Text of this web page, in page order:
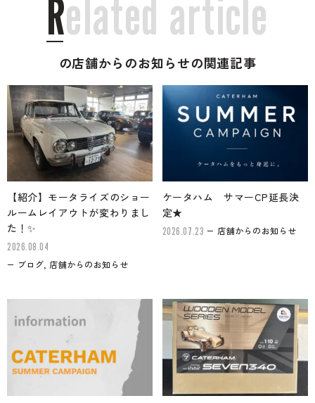
Re ated artic e
の店舗からのお知らせの関連記事
【紹介】モータライズのショー
ルームレイアウトが変わりまし
た！✨
2026.08.04
ブログ, 店舗からのお知らせ
ケータハム サマーCP延長決
定★
2026.07.23 店舗からのお知らせ